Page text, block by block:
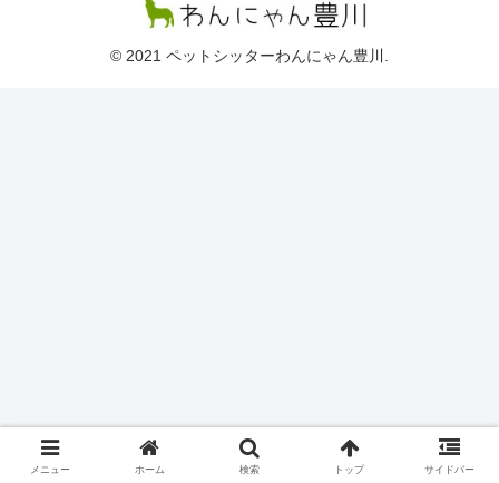
© 2021 ペットシッターわんにゃん豊川.
メニュー ホーム 検索 トップ サイドバー